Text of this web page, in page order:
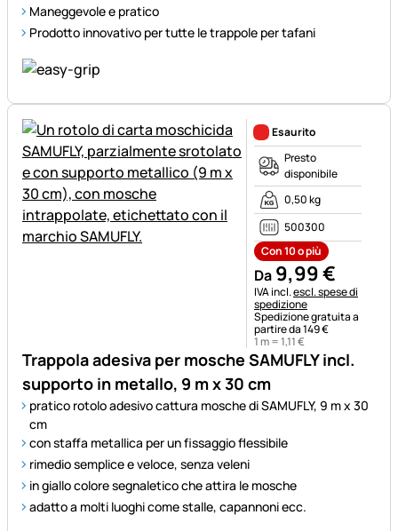
Maneggevole e pratico
Prodotto innovativo per tutte le trappole per tafani
Trappola adesiva per mosche SAMUFLY incl.
supporto in metallo, 9 m x 30 cm
pratico rotolo adesivo cattura mosche di SAMUFLY, 9 m x 30
cm
con staffa metallica per un fissaggio flessibile
rimedio semplice e veloce, senza veleni
in giallo colore segnaletico che attira le mosche
adatto a molti luoghi come stalle, capannoni ecc.
Esaurito
Presto
disponibile
0,50 kg
500300
Con 10 o più
Da 9,99€
Informazioni fiscali:
IVA incl.escl. spese di
spedizione
Spedizione gratuita a
partire da 149 €
1 m =1,11€